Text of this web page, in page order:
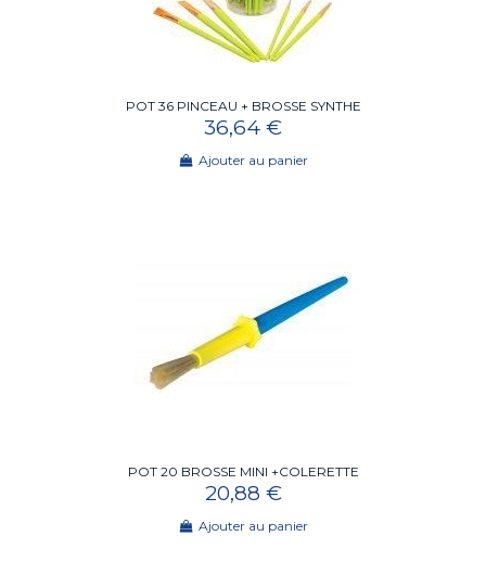
POT 36 PINCEAU + BROSSE SYNTHE
36,64 €
Ajouter au panier
POT 20 BROSSE MINI +COLERETTE
20,88 €
Ajouter au panier